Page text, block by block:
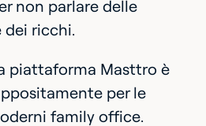
non parlare delle
ricchi.
piattaforma Masttro è
per le
family office.